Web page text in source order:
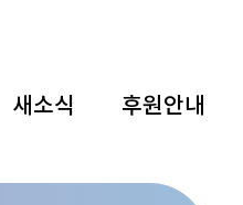
새소식 후원안내